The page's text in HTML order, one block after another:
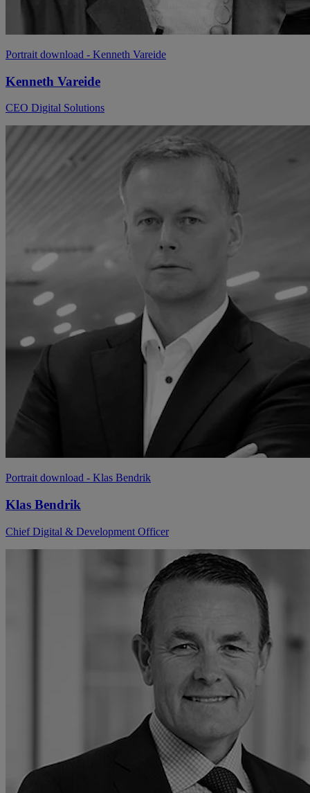
Portrait download - Kenneth Vareide
Kenneth Vareide
CEO Digital Solutions
Portrait download - Klas Bendrik
Klas Bendrik
Chief Digital & Development Officer